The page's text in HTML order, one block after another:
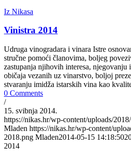
Iz Nikasa
Vinistra 2014
Udruga vinogradara i vinara Istre
stručne pomoći članovima, boljeg
zastupanja njihovih interesa,
običaja vezanih uz vinarstvo, boljoj
stvaranju imidža istarskih vina kao
0 Comments
/
15. svibnja 2014.
https://nikas.hr/wp-content/uploads/
Mladen https://nikas.hr/wp-content/
2018.png Mladen2014-05-15 14:18:50
2014